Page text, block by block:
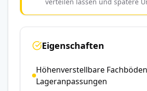
Eigenschaften
Höhenverstellbare
Lageranpassungen